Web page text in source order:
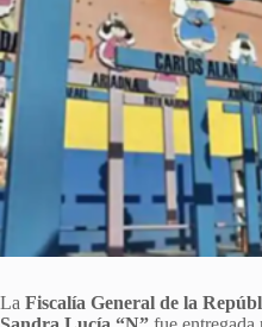
La Fiscalía General de la